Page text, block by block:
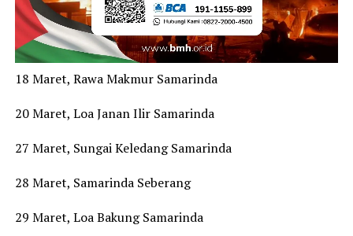
18 Maret, Rawa Makmur Samarinda
20 Maret, Loa Janan Ilir Samarinda
27 Maret, Sungai Keledang Samarinda
28 Maret, Samarinda Seberang
29 Maret, Loa Bakung Samarinda